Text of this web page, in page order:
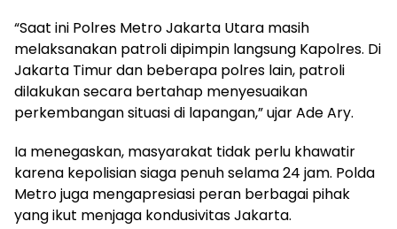
“Saat ini Polres Metro Jakarta Utara masih
melaksanakan patroli dipimpin langsung Kapolres. Di
Jakarta Timur dan beberapa polres lain, patroli
dilakukan secara bertahap menyesuaikan
perkembangan situasi di lapangan,” ujar Ade Ary.
Ia menegaskan, masyarakat tidak perlu khawatir
karena kepolisian siaga penuh selama 24 jam. Polda
Metro juga mengapresiasi peran berbagai pihak
yang ikut menjaga kondusivitas Jakarta.